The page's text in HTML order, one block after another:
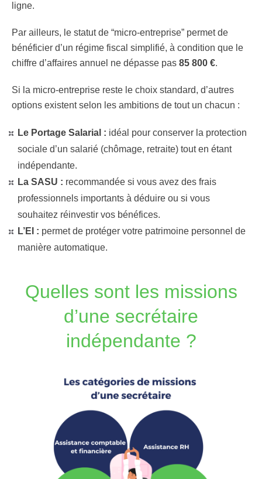
ligne.
Par ailleurs, le statut de “micro-entreprise” permet de
bénéficier d’un régime fiscal simplifié, à condition que le
chiffre d’affaires annuel ne dépasse pas 85 800 €.
Si la micro-entreprise reste le choix standard, d’autres
options existent selon les ambitions de tout un chacun :
Le Portage Salarial : idéal pour conserver la protection
sociale d’un salarié (chômage, retraite) tout en étant
indépendante.
La SASU : recommandée si vous avez des frais
professionnels importants à déduire ou si vous
souhaitez réinvestir vos bénéfices.
L’EI : permet de protéger votre patrimoine personnel de
manière automatique.
Quelles sont les missions
d’une secrétaire
indépendante ?